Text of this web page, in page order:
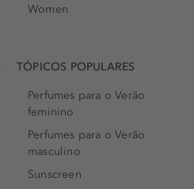
Women
TÓPICOS POPULARES
Perfumes para o Verão
feminino
Perfumes para o Verão
masculino
Sunscreen